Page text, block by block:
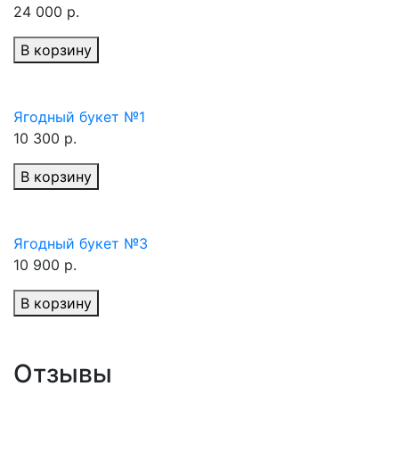
24 000 р.
В корзину
Ягодный букет №1
10 300 р.
В корзину
Ягодный букет №3
10 900 р.
В корзину
Отзывы